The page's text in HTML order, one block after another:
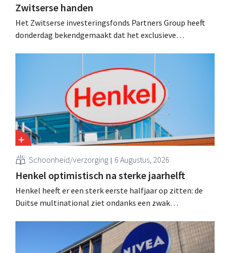
Zwitserse handen
Het Zwitserse investeringsfonds Partners Group heeft
donderdag bekendgemaakt dat het exclusieve
over te nemen van de holding Eurazeo.
Schoonheid/verzorging 6 Augustus, 2026
Henkel optimistisch na sterke jaarhelft
Henkel heeft er een sterk eerste halfjaar op zitten: de
Duitse multinational ziet ondanks een zwak
haarverzorging en wasmiddelen en voert de
overnameactiviteiten op.